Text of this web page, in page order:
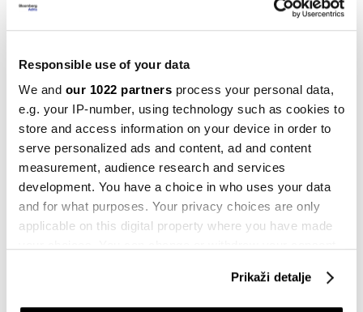
Responsible use of your data
We and our 1022 partners process your personal data,
e.g. your IP-number, using technology such as cookies to
store and access information on your device in order to
serve personalized ads and content, ad and content
measurement, audience research and services
development. You have a choice in who uses your data
and for what purposes. Your privacy choices are only
applicable on this digital property where you have made
Prikaži detalje
mnogobrojne promjene, ali ne nužno
07.11.2024
Biden pozitivan na kovid, ide u izolaciju
18.07.2024
Politika
Trump proglašen krivim za
protuzakonito trošenje novca u
kampanji